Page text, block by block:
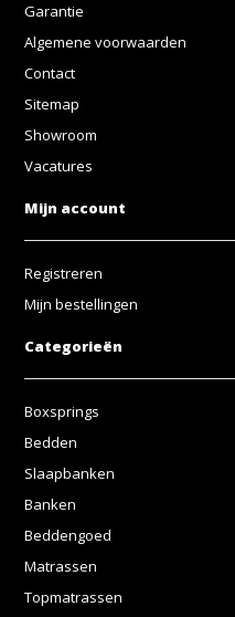
Garantie
Algemene voorwaarden
Contact
Sitemap
Showroom
Vacatures
Mijn account
Registreren
Mijn bestellingen
Categorieën
Boxsprings
Bedden
Slaapbanken
Banken
Beddengoed
Matrassen
Topmatrassen